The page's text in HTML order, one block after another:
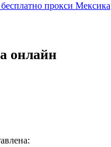
Мексика
онлайн